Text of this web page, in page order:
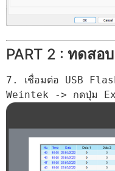
PART 2 : ทดสอ
7. เชื่อมต่อ USB
Weintek -> กดปุ่ม